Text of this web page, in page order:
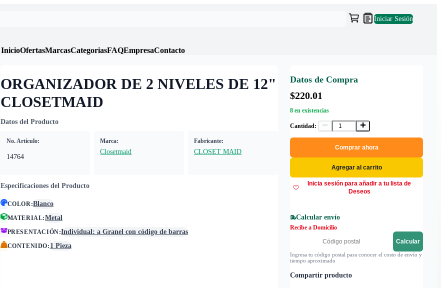
Iniciar Sesión
InicioOfertasMarcasCategoriasFAQEmpresaContacto
ORGANIZADOR DE 2 NIVELES DE 12"
CLOSETMAID
Datos del Producto
No. Artículo:
14764
Marca:
Closetmaid
Fabricante:
CLOSET MAID
Especificaciones del Producto
COLOR:Blanco
MATERIAL:Metal
PRESENTACIÓN:Individual: a Granel con código de barras
CONTENIDO: 1 Pieza
Datos de Compra
$220.01
8 en existencias
Cantidad:
Comprar ahora
Agregar al carrito
Inicia sesión para añadir a tu lista de
Deseos
Calcular envío
Recibe a Domicilio
Calcular
Ingresa tu código postal para conocer el costo de envío y
tiempo aproximado
Compartir producto